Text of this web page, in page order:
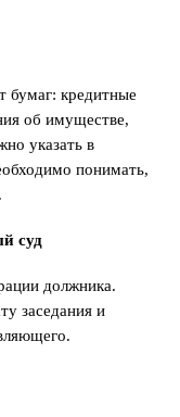
бумаг: кредитные
об имуществе,
указать в
понимать,
суд
должника.
заседания и